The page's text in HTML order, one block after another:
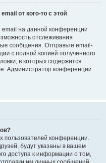
от кого-то с этой
на данной конференции
отслеживания
сообщения. Отправьте email-
с полной копией полученного
в которых содержится
Администратор конференции
пользователей конференции.
будут указаны в вашем
доступа к информации о том,